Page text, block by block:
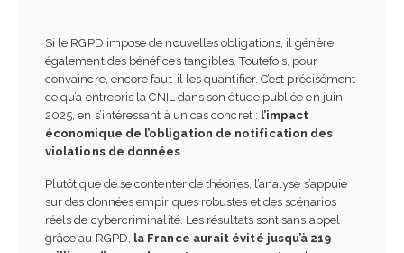
Si le RGPD impose de nouvelles obligations, il génère
également des bénéfices tangibles. Toutefois, pour
convaincre, encore faut-il les quantifier. C’est précisément
ce qu’a entrepris la CNIL dans son étude publiée en juin
2025, en s’intéressant à un cas concret : l’impact
économique de l’obligation de notification des
violations de données
Plutôt que de se contenter de théories, l’analyse s’appuie
sur des données empiriques robustes et des scénarios
réels de cybercriminalité. Les résultats sont sans appel :
grâce au RGPD, la France aurait évité jusqu’à 219